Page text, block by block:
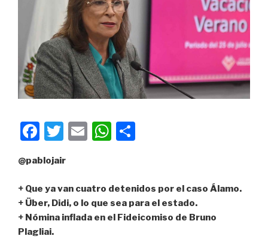
F
c
e
b
o
T
tt
er
E
W
s
A
p
p
ar
tir
@pablojair
+ Que ya van cuatro detenidos por el caso Álamo.
+ Über, Didi, o lo que sea para el estado.
+ Nómina inflada en el Fideicomiso de Bruno
Plagliai.